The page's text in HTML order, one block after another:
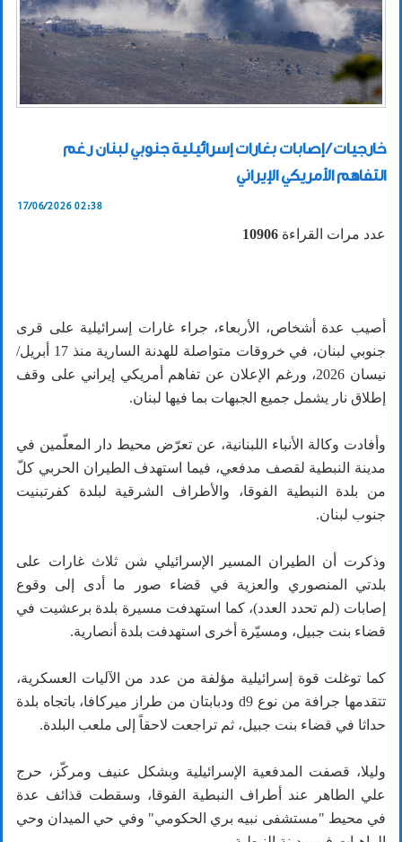
خارجيات / إصابات بغارات إسرائيلية جنوبي لبنان رغم
التفاهم الأمريكي الإيراني
17/06/2026 02:38
عدد مرات القراءة 10906
أصيب عدة أشخاص، الأربعاء، جراء غارات إسرائيلية على قرى
جنوبي لبنان، في خروقات متواصلة للهدنة السارية منذ 17 أبريل/
نيسان 2026، ورغم الإعلان عن تفاهم أمريكي إيراني على وقف
إطلاق نار يشمل جميع الجبهات بما فيها لبنان.
وأفادت وكالة الأنباء اللبنانية، عن تعرّض محيط دار المعلّمين في
مدينة النبطية لقصف مدفعي، فيما استهدف الطيران الحربي كلّ
من بلدة النبطية الفوقا، والأطراف الشرقية لبلدة كفرتبنيت
جنوب لبنان.
وذكرت أن الطيران المسير الإسرائيلي شن ثلاث غارات على
بلدتي المنصوري والعزية في قضاء صور ما أدى إلى وقوع
إصابات (لم تحدد العدد)، كما استهدفت مسيرة بلدة برعشيت في
قضاء بنت جبيل، ومسيّرة أخرى استهدفت بلدة أنصارية.
كما توغلت قوة إسرائيلية مؤلفة من عدد من الآليات العسكرية،
تتقدمها جرافة من نوع d9 ودبابتان من طراز ميركافا، باتجاه بلدة
حداثا في قضاء بنت جبيل، ثم تراجعت لاحقاً إلى ملعب البلدة.
وليلا، قصفت المدفعية الإسرائيلية وبشكل عنيف ومركّز، حرج
علي الطاهر عند أطراف النبطية الفوقا، وسقطت قذائف عدة
في محيط "مستشفى نبيه بري الحكومي" وفي حي الميدان وحي